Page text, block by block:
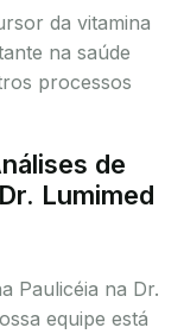
da vitamina
na saúde
processos
de
Lumimed
Paulicéia na Dr.
equipe está